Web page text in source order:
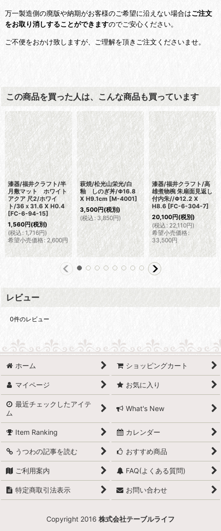
万一製造側の廃版や納期がお客様のご希望に沿えない場合はご注文
をお取り消しすることができますのでご安心ください。
ご不便をおかけ致しますが、ご理解を頂きご注文くださいませ。
この商品を買った人は、こんな商品も買っています
漆器/福井クラフト/半
月敷マット ホワイト
アクア 尺2/ホワイ
ト/36ｘ31.6 X H0.4
[FC-6-94-15]
1,560円(税別)
(税込: 1,716円)
希望小売価格: 2,600円
萩焼/松光山栄光/白
釉 しのぎ丼/Φ16.8
X H9.1cm [M-4001]
3,500円(税別)
(税込 : 3,850円)
漆器/福井クラフト/高
雄煮物椀 朱扇面見返し
付内朱//Φ12.2 X
H8.6 [FC-6-304-7]
20,100円(税別)
(税込 : 22,110円)
希望小売価格:
33,500円
レビュー
0件のレビュー
ホーム ショッピングカート
マイページ お気に入り
最近チェックしたアイテ
ム
What's New
Item Ranking カレンダー
うつわの記事を読む おすすめ商品
ご利用案内 FAQ(よくある質問)
特定商取引法表示 お問い合わせ
Copyright 2016 株式会社テーブルライフ